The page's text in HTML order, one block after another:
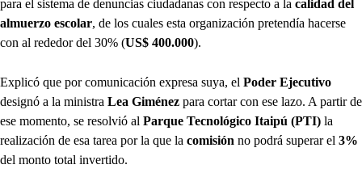
para el sistema de denuncias ciudadanas con respecto a la calidad del
almuerzo escolar, de los cuales esta organización pretendía hacerse
con al rededor del 30% (US$ 400.000).
Explicó que por comunicación expresa suya, el Poder Ejecutivo
designó a la ministra Lea Giménez para cortar con ese lazo. A partir de
ese momento, se resolvió al Parque Tecnológico Itaipú (PTI) la
realización de esa tarea por la que la comisión no podrá superar el 3%
del monto total invertido.